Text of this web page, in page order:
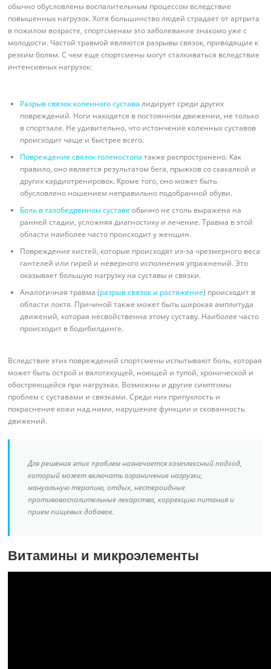
обычно обусловлены воспалительным процессом вследствие
повышенных нагрузок. Хотя большинство людей страдает от артрита
в пожилом возрасте, спортсменам это заболевание знакомо уже с
молодости. Частой травмой являются разрывы связок, приводящие к
резким болям. С чем еще спортсмены могут сталкиваться вследствие
интенсивных нагрузок:
Разрыв связок коленного сустава лидирует среди других
повреждений. Ноги находятся в постоянном движении, не только
в спортзале. Не удивительно, что истончение коленных суставов
происходит чаще и быстрее всего.
Повреждение связок голеностопа также распространено. Как
правило, оно является результатом бега, прыжков со скакалкой и
других кардиотренировок. Кроме того, оно может быть
обусловлено ношением неправильно подобранной обуви.
Боль в тазобедренном суставе обычно не столь выражена на
ранней стадии, усложняя диагностику и лечение. Травма в этой
области наиболее часто происходит у женщин.
Повреждение кистей, которые происходят из-за чрезмерного веса
гантелей или гирей и неверного исполнения упражнений. Это
оказывает большую нагрузку на суставы и связки.
Аналогичная травма (разрыв связок и растяжение) происходит в
области локтя. Причиной также может быть широкая амплитуда
движений, которая несвойственна этому суставу. Наиболее часто
происходит в бодибилдинге.
Вследствие этих повреждений спортсмены испытывают боль, которая
может быть острой и вялотекущей, ноющей и тупой, хронической и
обостряющейся при нагрузках. Возможны и другие симптомы
проблем с суставами и связками. Среди них припухлость и
покраснение кожи над ними, нарушение функции и скованность
движений.
Для решения этих проблем назначается комплексный подход,
который может включать ограничение нагрузки,
мануальную терапию, отдых, нестероидные
противовоспалительные лекарства, коррекцию питания и
прием пищевых добавок.
Витамины и микроэлементы